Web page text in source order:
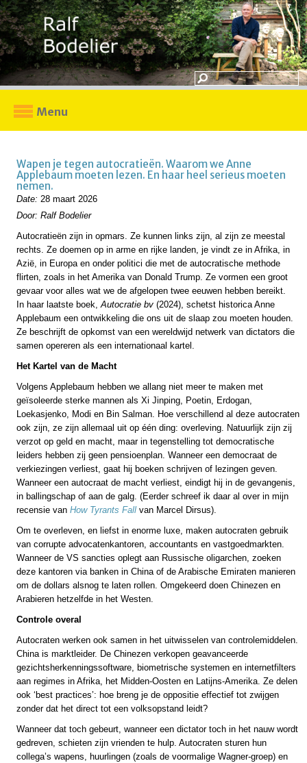
Menu
Wapen je tegen autocratieën. Waarom we Anne
Applebaum moeten lezen. En haar heel serieus moeten
nemen.
Date: 28 maart 2026
Door: Ralf Bodelier
Autocratieën zijn in opmars. Ze kunnen links zijn, al zijn ze meestal
rechts. Ze doemen op in arme en rijke landen, je vindt ze in Afrika, in
Azië, in Europa en onder politici die met de autocratische methode
flirten, zoals in het Amerika van Donald Trump. Ze vormen een groot
gevaar voor alles wat we de afgelopen twee eeuwen hebben bereikt.
In haar laatste boek,Autocratie bv (2024), schetst historica Anne
Applebaum een ontwikkeling die ons uit de slaap zou moeten houden.
Ze beschrijft de opkomst van een wereldwijd netwerk van dictators die
samen opereren als een internationaal kartel.
Het Kartel van de Macht
Volgens Applebaum hebben we allang niet meer te maken met
geïsoleerde sterke mannen als Xi Jinping, Poetin, Erdogan,
Loekasjenko, Modi en Bin Salman. Hoe verschillend al deze autocraten
ook zijn, ze zijn allemaal uit op één ding: overleving. Natuurlijk zijn zij
verzot op geld en macht, maar in tegenstelling tot democratische
leiders hebben zij geen pensioenplan. Wanneer een democraat de
verkiezingen verliest, gaat hij boeken schrijven of lezingen geven.
Wanneer een autocraat de macht verliest, eindigt hij in de gevangenis,
in ballingschap of aan de galg. (Eerder schreef ik daar al over in mijn
recensie van How Tyrants Fall van Marcel Dirsus).
Om te overleven, en liefst in enorme luxe, maken autocraten gebruik
van corrupte advocatenkantoren, accountants en vastgoedmarkten.
Wanneer de VS sancties oplegt aan Russische oligarchen, zoeken
deze kantoren via banken in China of de Arabische Emiraten manieren
om de dollars alsnog te laten rollen. Omgekeerd doen Chinezen en
Arabieren hetzelfde in het Westen.
Controle overal
Autocraten werken ook samen in het uitwisselen van controlemiddelen.
China is marktleider. De Chinezen verkopen geavanceerde
gezichtsherkenningssoftware, biometrische systemen en internetfilters
aan regimes in Afrika, het Midden-Oosten en Latijns-Amerika. Ze delen
ook ‘best practices’: hoe breng je de oppositie effectief tot zwijgen
zonder dat het direct tot een volksopstand leidt?
Wanneer dat toch gebeurt, wanneer een dictator toch in het nauw wordt
gedreven, schieten zijn vrienden te hulp. Autocraten sturen hun
collega’s wapens, huurlingen (zoals de voormalige Wagner-groep) en